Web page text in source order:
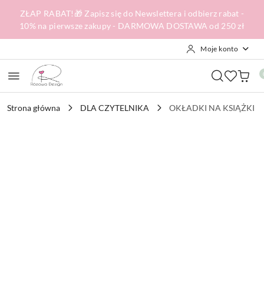
Przejdź do treści głównej
Przejdź do wyszukiwarki
Przejdź do moje konto
Przejdź do menu głównego
Przejdź do opisu produktu
Przejdź do stopki
ZŁAP RABAT!🎁 Zapisz się do Newslettera i odbierz rabat -
10% na pierwsze zakupy - DARMOWA DOSTAWA od 250 zł
Moje konto
Strona główna DLA CZYTELNIKA OKŁADKI NA KSIĄŻKI